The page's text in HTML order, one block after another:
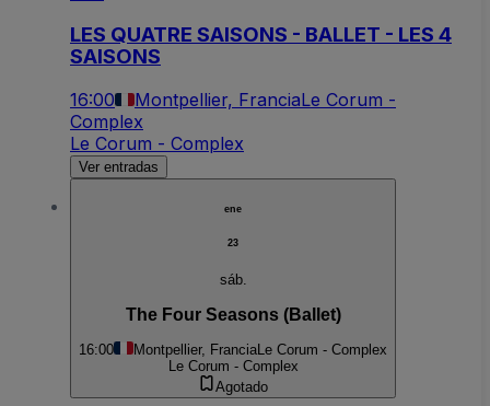
LES QUATRE SAISONS - BALLET - LES 4
SAISONS
16:00 Montpellier, FranciaLe Corum -
Complex
Le Corum - Complex
Ver entradas
ene
23
sáb.
The Four Seasons (Ballet)
16:00 Montpellier, FranciaLe Corum - Complex
Le Corum - Complex
Agotado